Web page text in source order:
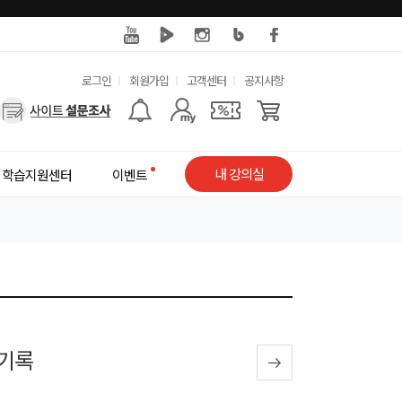
유
용
로그인 회원가입 고객센터 공지사항
사
메
학습지원센터 이벤트 내 강의실
록